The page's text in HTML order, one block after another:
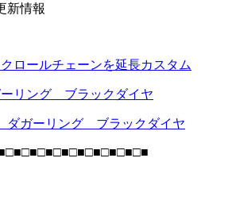
新情報
ロールチェーンを延長カスタム
リング ブラックダイヤ
ダガーリング ブラックダイヤ